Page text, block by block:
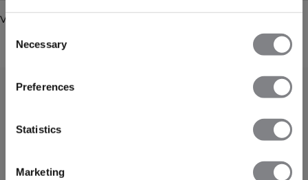
Selection
Necessary
Preferences
Statistics
Marketing
Vergelijkbare producten